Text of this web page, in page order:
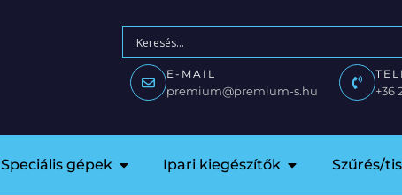
E-MAIL
premium@premium-s.hu +36
Speciális gépek Ipari kiegészítők Szűrés/